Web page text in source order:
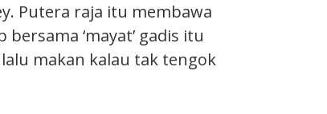
Putera raja itu membawa
‘mayat’ gadis itu
makan kalau tak tengok